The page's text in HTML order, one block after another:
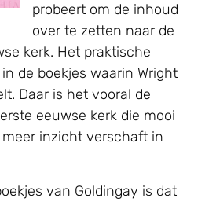
probeert om de inhoud
over te zetten naar de
kerk. Het praktische
de boekjes waarin Wright
Daar is het vooral de
eeuwse kerk die mooi
inzicht verschaft in
van Goldingay is dat